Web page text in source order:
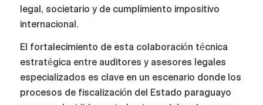
legal, societario y de cumplimiento impositivo
internacional.
El fortalecimiento de esta colaboración técnica
estratégica entre auditores y asesores legales
especializados es clave en un escenario donde los
procesos de fiscalización del Estado paraguayo